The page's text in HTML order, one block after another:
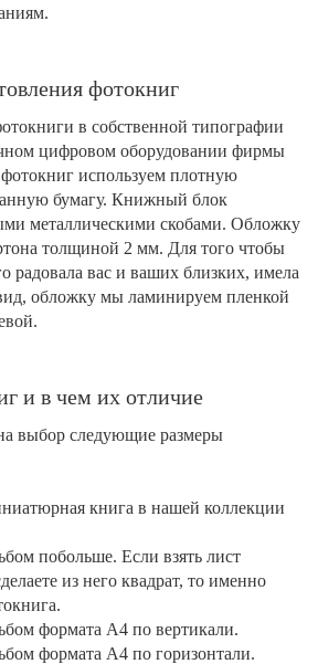
фотокниг
в собственной типографии
цифровом оборудовании фирмы
используем плотную
бумагу. Книжный блок
металлическими скобами. Обложку
толщиной 2 мм. Для того чтобы
радовала вас и ваших близких, имела
обложку мы ламинируем пленкой
и в чем их отличие
выбор следующие размеры
книга в нашей коллекции
побольше. Если взять лист
из него квадрат, то именно
формата А4 по вертикали.
формата А4 по горизонтали.